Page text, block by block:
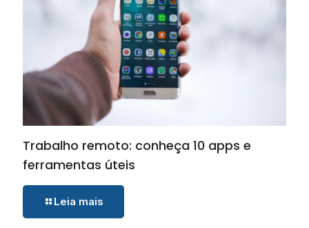
Trabalho remoto: conheça 10 apps e
ferramentas úteis
Leia mais